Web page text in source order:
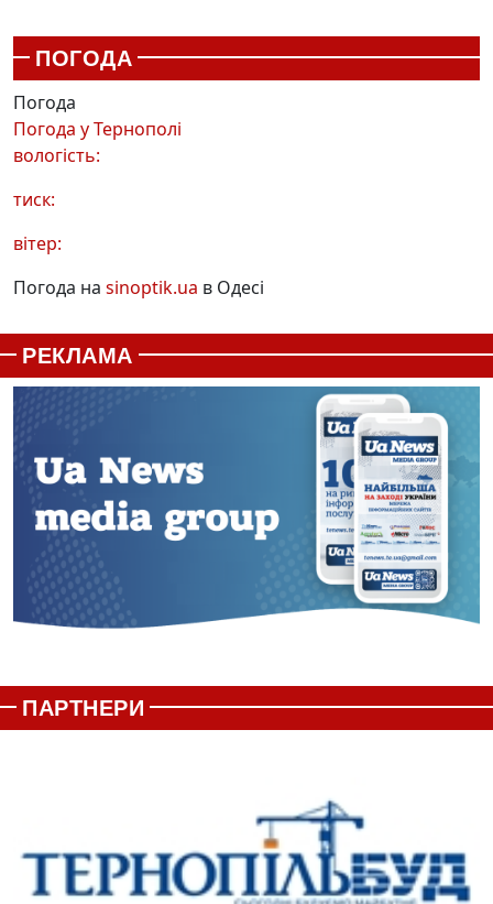
ПОГОДА
Погода
Погода уТернополі
вологість:
тиск:
вітер:
Погода на sinoptik.ua в Одесі
РЕКЛАМА
ПАРТНЕРИ